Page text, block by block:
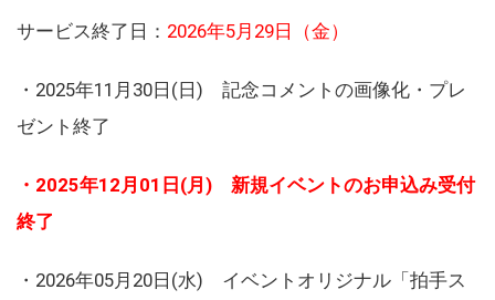
サービス終了日： 2026年5月29日（金）
・2025年11月30日(日) 記念コメントの画像化・プレ
ゼント終了
・2025年12月01日(月) 新規イベントのお申込み受付
終了
・2026年05月20日(水) イベントオリジナル「拍手ス